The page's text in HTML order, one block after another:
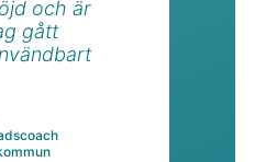
och är
gått